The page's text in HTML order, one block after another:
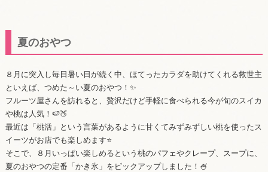
夏のおやつ
８月に突入し毎日暑い日が続く中、ほてったカラダを助けてくれる救世主
といえば、つめた～い夏のおやつ！✨
フルーツ屋さんを訪れると、贅沢だけど手軽に食べられる今が旬のスイカ
や桃は人気！🍉🍑
最近は「桃活」という言葉があるように甘くてみずみずしい桃を使ったス
イーツがお店でも楽しめます⭐
そこで、８月いっぱい楽しめるという桃のパフェやクレープ、スープに、
夏のおやつの定番「かき氷」をピックアップしました！🍧